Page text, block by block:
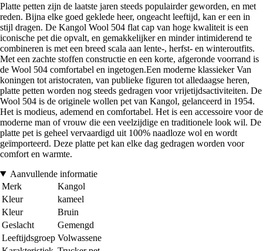
Platte petten zijn de laatste jaren steeds populairder geworden, en met
reden. Bijna elke goed geklede heer, ongeacht leeftijd, kan er een in
stijl dragen. De Kangol Wool 504 flat cap van hoge kwaliteit is een
iconische pet die opvalt, en gemakkelijker en minder intimiderend te
combineren is met een breed scala aan lente-, herfst- en winteroutfits.
Met een zachte stoffen constructie en een korte, afgeronde voorrand is
de Wool 504 comfortabel en ingetogen.Een moderne klassieker Van
koningen tot aristocraten, van publieke figuren tot alledaagse heren,
platte petten worden nog steeds gedragen voor vrijetijdsactiviteiten. De
Wool 504 is de originele wollen pet van Kangol, gelanceerd in 1954.
Het is modieus, ademend en comfortabel. Het is een accessoire voor de
moderne man of vrouw die een veelzijdige en traditionele look wil. De
platte pet is geheel vervaardigd uit 100% naadloze wol en wordt
geïmporteerd. Deze platte pet kan elke dag gedragen worden voor
comfort en warmte.
Aanvullende informatie
Merk
Kangol
Kleur
kameel
Kleur
Bruin
Geslacht
Gemengd
Leeftijdsgroep Volwassene